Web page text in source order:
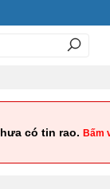
có tin rao. Bấm